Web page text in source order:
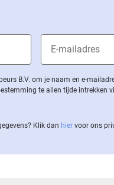
B.V. om je naam en e-
te allen tijde intrekken
Klik dan hier voor ons